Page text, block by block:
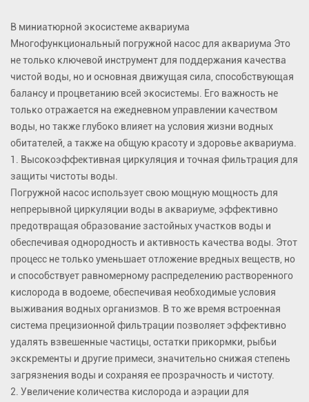
В миниатюрной экосистеме аквариума
Многофункциональный погружной насос для аквариума Это
не только ключевой инструмент для поддержания качества
чистой воды, но и основная движущая сила, способствующая
балансу и процветанию всей экосистемы. Его важность не
только отражается на ежедневном управлении качеством
воды, но также глубоко влияет на условия жизни водных
обитателей, а также на общую красоту и здоровье аквариума.
1. Высокоэффективная циркуляция и точная фильтрация для
защиты чистоты воды.
Погружной насос использует свою мощную мощность для
непрерывной циркуляции воды в аквариуме, эффективно
предотвращая образование застойных участков воды и
обеспечивая однородность и активность качества воды. Этот
процесс не только уменьшает отложение вредных веществ, но
и способствует равномерному распределению растворенного
кислорода в водоеме, обеспечивая необходимые условия
выживания водных организмов. В то же время встроенная
система прецизионной фильтрации позволяет эффективно
удалять взвешенные частицы, остатки прикормки, рыбьи
экскременты и другие примеси, значительно снижая степень
загрязнения воды и сохраняя ее прозрачность и чистоту.
2. Увеличение количества кислорода и аэрации для